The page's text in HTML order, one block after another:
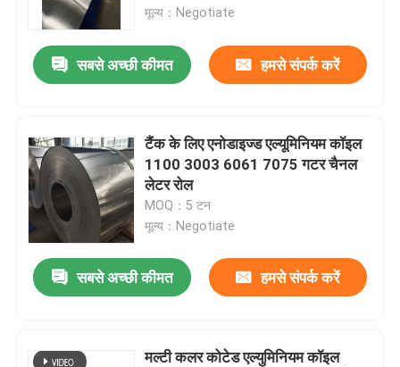
मूल्य：Negotiate
सबसे अच्छी कीमत हमसे संपर्क करें
टैंक के लिए एनोडाइज्ड एल्यूमिनियम कॉइल
1100 3003 6061 7075 गटर चैनल
लेटर रोल
MOQ：5 टन
मूल्य：Negotiate
सबसे अच्छी कीमत हमसे संपर्क करें
मल्टी कलर कोटेड एल्युमिनियम कॉइल